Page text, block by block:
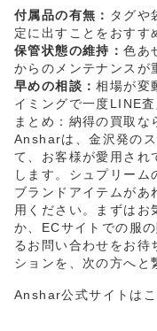
付属品の有無： タグや
定に出すことをおすす
保管状態の維持：色あ
からのメンテナンスが
早めの相談：相場が変
イミングで一度LINE
まとめ：納得の買取
Ansharは、金沢発の
て、お客様が愛用され
します。シュプリーム
ブランドアイテムがあ
用ください。まずはお
か、ECサイトでの服
るお問い合わせをお待
ションを、次の方へと
Anshar公式サイトはこ